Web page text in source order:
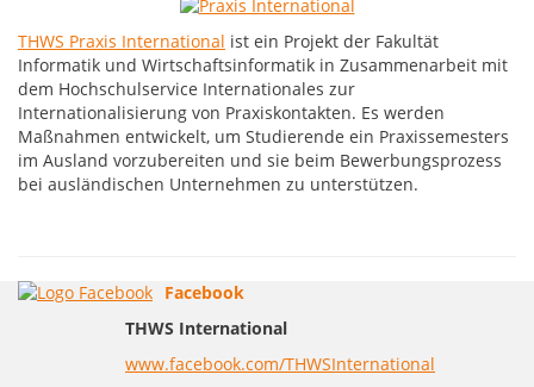
THWS Praxis International ist ein Projekt der Fakultät
Informatik und Wirtschaftsinformatik in Zusammenarbeit mit
dem Hochschulservice Internationales zur
Internationalisierung von Praxiskontakten. Es werden
Maßnahmen entwickelt, um Studierende ein Praxissemesters
im Ausland vorzubereiten und sie beim Bewerbungsprozess
bei ausländischen Unternehmen zu unterstützen.
Facebook
THWS International
www.facebook.com/THWSInternational